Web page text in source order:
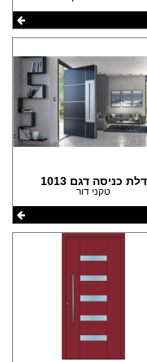
דלת כניסה דגם 1013
טקני דור